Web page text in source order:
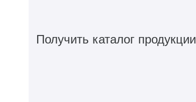
Получить каталог продукции